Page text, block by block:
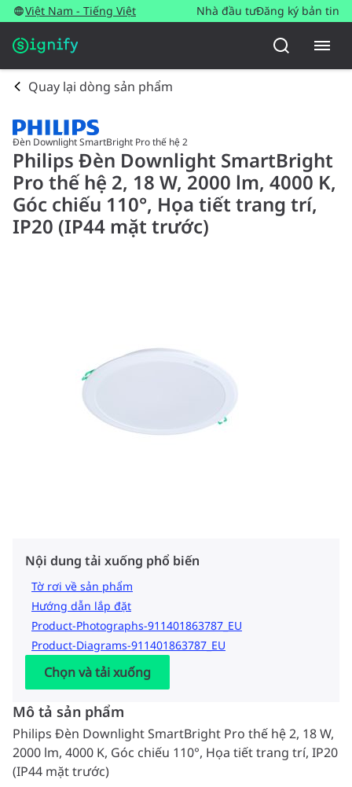
Việt Nam - Tiếng Việt Nhà đầu tưĐăng ký bản tin
Quay lại dòng sản phẩm
Đèn Downlight SmartBright Pro thế hệ 2
Philips Đèn Downlight SmartBright
Pro thế hệ 2, 18 W, 2000 lm, 4000 K,
Góc chiếu 110°, Họa tiết trang trí,
IP20 (IP44 mặt trước)
Nội dung tải xuống phổ biến
Tờ rơi về sản phẩm
Hướng dẫn lắp đặt
Product-Photographs-911401863787_EU
Product-Diagrams-911401863787_EU
Chọn và tải xuống
Mô tả sản phẩm
Philips Đèn Downlight SmartBright Pro thế hệ 2, 18 W,
2000 lm, 4000 K, Góc chiếu 110°, Họa tiết trang trí, IP20
(IP44 mặt trước)